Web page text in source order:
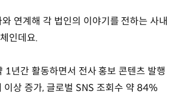
연계해 각 법인의 이야기를 전하는 사내
인데요.
1년간 활동하면서 전사 홍보 콘텐츠 발행
이상 증가, 글로벌 SNS 조회수 약 84%